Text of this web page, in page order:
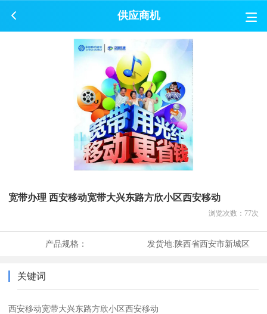
供应商机
宽带办理 西安移动宽带大兴东路方欣小区西安移动
浏览次数： 77次
产品规格： 发货地:陕西省西安市新城区
关键词
西安移动宽带大兴东路方欣小区西安移动